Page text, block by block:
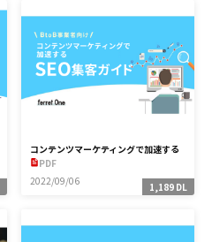
コンテンツマーケティングで加速する
SEO集客ガイド
PDF
2022/09/06
1,189 DL